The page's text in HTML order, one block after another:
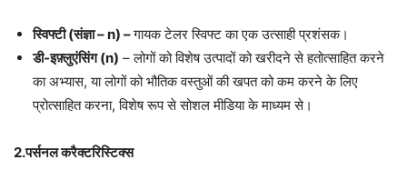
स्विफ्टी (संज्ञा –n) –गायक टेलर स्विफ्ट का एक उत्साही प्रशंसक।
डी-इफ़्लुएंसिंग (n) – लोगों को विशेष उत्पादों को खरीदने से हतोत्साहित करने
का अभ्यास, या लोगों को भौतिक वस्तुओं की खपत को कम करने के लिए
प्रोत्साहित करना, विशेष रूप से सोशल मीडिया के माध्यम से।
2.पर्सनल करैक्टरिस्टिक्स